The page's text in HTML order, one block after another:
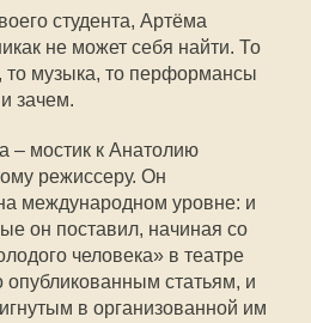
студента, Артёма
не может себя найти. То
то музыка, то перформансы
зачем.
– мостик к Анатолию
режиссеру. Он
международном уровне: и
он поставил, начиная со
человека» в театре
опубликованным статьям, и
в организованной им